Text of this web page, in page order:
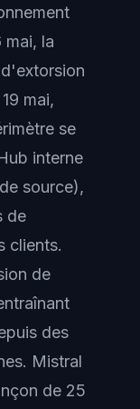
mai, la
mai,
se
interne
source),
de
clients.
de
des
Mistral
de 25